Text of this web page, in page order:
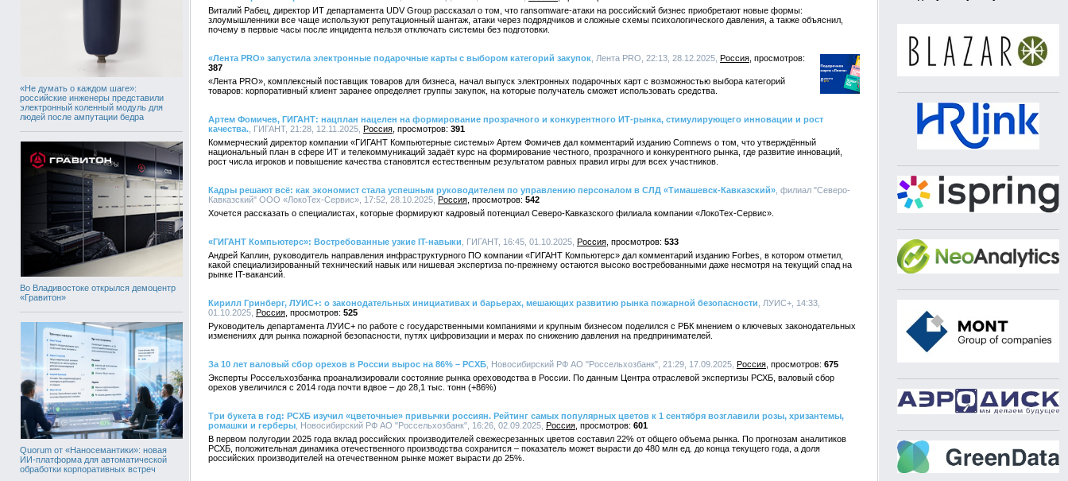
«Не думать о каждом шаге»:
российские инженеры представили
электронный коленный модуль для
людей после ампутации бедра
Во Владивостоке открылся демоцентр
«Гравитон»
Quorum от «Наносемантики»: новая
ИИ-платформа для автоматической
обработки корпоративных встреч
Виталий Рабец, директор ИТ департамента UDV Group рассказал о том, что ransomware-атаки на российский бизнес приобретают новые формы:
злоумышленники все чаще используют репутационный шантаж, атаки через подрядчиков и сложные схемы психологического давления, а также объяснил,
почему в первые часы после инцидента нельзя отключать системы без подготовки.
«Лента PRO» запустила электронные подарочные карты с выбором категорий закупок , Лента PRO, 22:13, 28.12.2025, Россия
387
«Лента PRO», комплексный поставщик товаров для бизнеса, начал выпуск электронных подарочных карт с возможностью выбора категорий
товаров: корпоративный клиент заранее определяет группы закупок, на которые получатель сможет использовать средства.
Артем Фомичев, ГИГАНТ: нацплан нацелен на формирование прозрачного и конкурентного ИТ-рынка, стимулирующего инновации и рост
качества. , ГИГАНТ, 21:28, 12.11.2025, Россия
391
Коммерческий директор компании «ГИГАНТ Компьютерные системы» Артем Фомичев дал комментарий изданию Comnews о том, что утверждённый
национальный план в сфере ИТ и телекоммуникаций задаёт курс на формирование честного, прозрачного и конкурентного рынка, где развитие инноваций,
рост числа игроков и повышение качества становятся естественным результатом равных правил игры для всех участников.
Кадры решают всё: как экономист стала успешным руководителем по управлению персоналом в СЛД «Тимашевск-Кавказский» , филиал "Северо-
Кавказский" ООО «ЛокоТех-Сервис», 17:52, 28.10.2025, Россия
542
Хочется рассказать о специалистах, которые формируют кадровый потенциал Северо-Кавказского филиала компании «ЛокоТех-Сервис».
«ГИГАНТ Компьютерс»: Востребованные узкие IT-навыки , ГИГАНТ, 16:45, 01.10.2025, Россия
533
Андрей Каплин, руководитель направления инфраструктурного ПО компании «ГИГАНТ Компьютерс» дал комментарий изданию Forbes, в котором отметил,
какой специализированный технический навык или нишевая экспертиза по-прежнему остаются высоко востребованными даже несмотря на текущий спад на
рынке IT-вакансий.
Кирилл Гринберг, ЛУИС+: о законодательных инициативах и барьерах, мешающих развитию рынка пожарной безопасности , ЛУИС+, 14:33,
01.10.2025, Россия
525
Руководитель департамента ЛУИС+ по работе с государственными компаниями и крупным бизнесом поделился с РБК мнением о ключевых законодательных
изменениях для рынка пожарной безопасности, путях цифровизации и мерах по снижению давления на предпринимателей.
За 10 лет валовый сбор орехов в России вырос на 86% – РСХБ , Новосибирский РФ АО "Россельхозбанк", 21:29, 17.09.2025, Россия
675
Эксперты Россельхозбанка проанализировали состояние рынка ореховодства в России. По данным Центра отраслевой экспертизы РСХБ, валовый сбор
орехов увеличился с 2014 года почти вдвое – до 28,1 тыс. тонн (+86%)
Три букета в год: РСХБ изучил «цветочные» привычки россиян. Рейтинг самых популярных цветов к 1 сентября возглавили розы, хризантемы,
ромашки и герберы , Новосибирский РФ АО "Россельхозбанк", 16:26, 02.09.2025, Россия
601
В первом полугодии 2025 года вклад российских производителей свежесрезанных цветов составил 22% от общего объема рынка. По прогнозам аналитиков
РСХБ, положительная динамика отечественного производства сохранится – показатель может вырасти до 480 млн ед. до конца текущего года, а доля
российских производителей на отечественном рынке может вырасти до 25%.